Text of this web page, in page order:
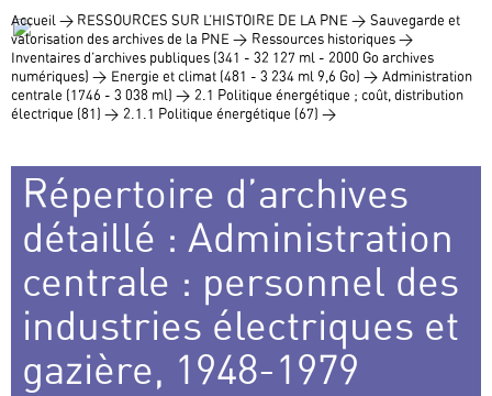
Accueil > RESSOURCES SUR L’HISTOIRE DE LA PNE > Sauvegarde et
valorisation des archives de la PNE > Ressources historiques >
Inventaires d’archives publiques (341 - 32 127 ml - 2000 Go archives
numériques) > Energie et climat (481 - 3 234 ml 9,6 Go) > Administration
centrale (1746 - 3 038 ml) > 2.1 Politique énergétique ; coût, distribution
électrique (81) > 2.1.1 Politique énergétique (67) >
Répertoire d’archives
détaillé : Administration
centrale : personnel des
industries électriques et
gazière, 1948-1979